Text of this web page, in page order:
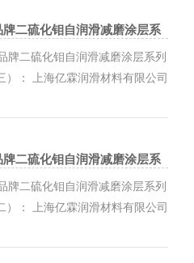
、造船、风力发电等行业得到广
...
二硫化钼自润滑减磨涂层系
牌二硫化钼自润滑减磨涂层系列
）： 上海亿霖润滑材料有限公司
自润滑涂料层系列、PTFE自润
润滑涂层系列。 ...
二硫化钼自润滑减磨涂层系
牌二硫化钼自润滑减磨涂层系列
）： 上海亿霖润滑材料有限公司
自润滑涂料层系列、专用自润滑